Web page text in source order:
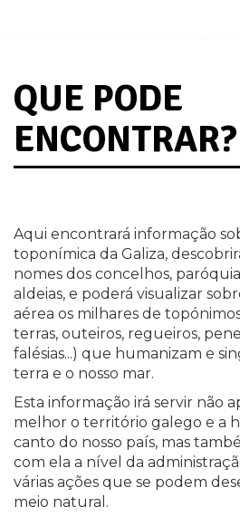
QUE PODE
ENCONTRAR?
Aqui encontrará informação
toponímica da Galiza,
nomes dos concelhos,
aldeias, e poderá visualizar
aérea os milhares de
terras, outeiros, regueiros,
falésias...) que humanizam e
terra e o nosso mar.
Esta informação irá servir não
melhor o território galego e a
canto do nosso país, mas
com ela a nível da
várias ações que se podem
meio natural.